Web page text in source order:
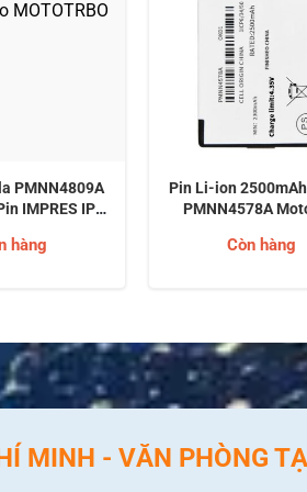
PMNN4809A
IMPRES IP68
hàng
Pin Li-ion
PMNN4578A
đàm kỹ thuật số
Còn hàng
MINH - VĂN PHÒNG